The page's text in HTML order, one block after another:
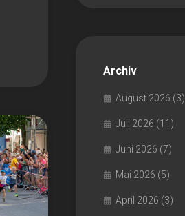
Archiv
August 2026 (3)
Juli 2026 (11)
Juni 2026 (7)
Mai 2026 (5)
April 2026 (3)